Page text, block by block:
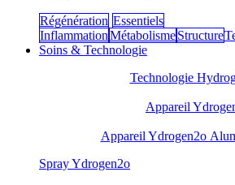
Régénération Essentiels
InflammationMétabolismeStructure
Soins & Technologie
Technologie
Appareil
Appareil Ydrogen2o
​Spray Ydrogen2o